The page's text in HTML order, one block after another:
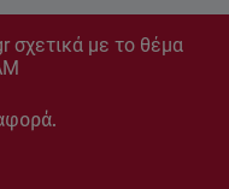
σχετικά με το θέμα